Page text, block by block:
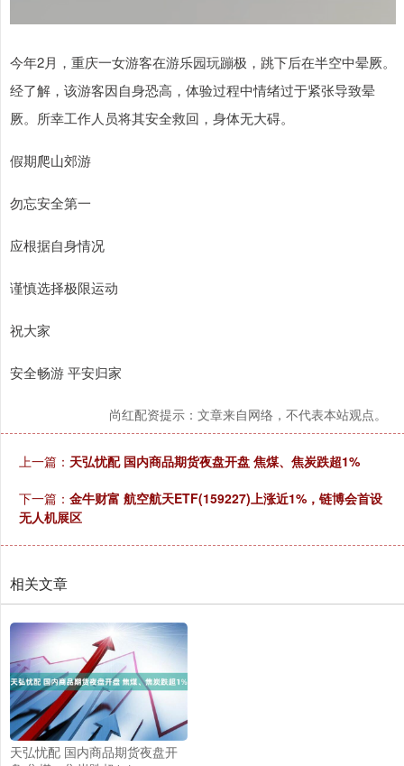
今年2月，重庆一女游客在游乐园玩蹦极，跳下后在半空中晕厥。
经了解，该游客因自身恐高，体验过程中情绪过于紧张导致晕
厥。所幸工作人员将其安全救回，身体无大碍。
假期爬山郊游
勿忘安全第一
应根据自身情况
谨慎选择极限运动
祝大家
安全畅游 平安归家
尚红配资提示：文章来自网络，不代表本站观点。
上一篇： 天弘忧配 国内商品期货夜盘开盘 焦煤、焦炭跌超1%
下一篇： 金牛财富 航空航天ETF(159227)上涨近1%，链博会首设
无人机展区
相关文章
天弘忧配 国内商品期货夜盘开